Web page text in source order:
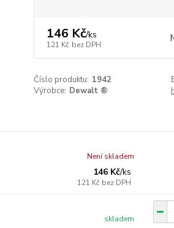
146 Kč/ks
121 Kč bez DPH
Číslo produktu: 1942
Výrobce: Dewalt ®
146 Kč/ks
121 Kč bez DPH
Není skladem
skladem